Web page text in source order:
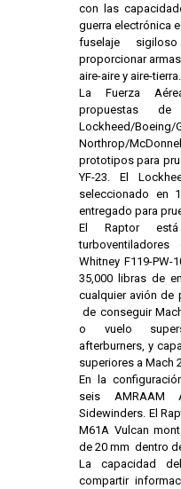
con las
guerra electrónica
fuselaje
proporcionar
aire-aire y aire-tierra.
La Fuerza
propuestas de
Lockheed/
Northrop/
prototipos para
YF-23. El
seleccionado en
entregado para
El Raptor
Whitney F119-PW-
35,000 libras de
cualquier avión de
de conseguir
o vuelo
afterburners, y
superiores a Mach
En la
seis AMRAAM
Sidewinders. El
M61A Vulcan
de 20 mm dentro
La capacidad
compartir